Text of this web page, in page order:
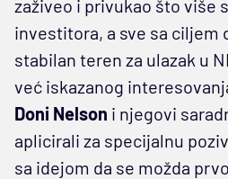
zaživeo i privukao što više
investitora, a sve sa ciljem
stabilan teren za ulazak u
već iskazanog
Doni Nelson i njegovi
aplicirali za specijalnu
sa idejom da se možda